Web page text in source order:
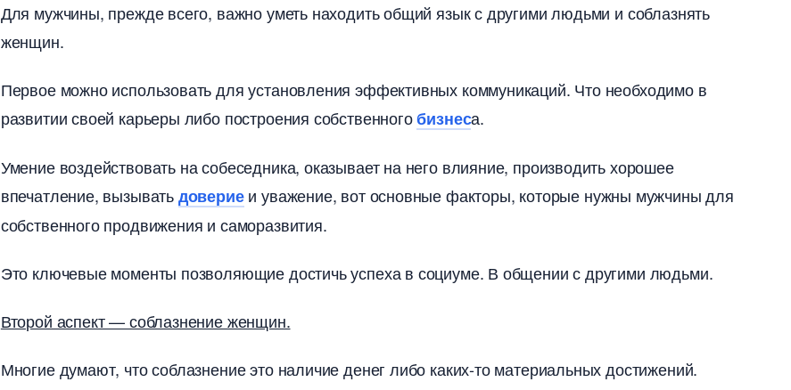
Для мужчины, прежде всего, важно уметь находить общий язык с другими людьми и соблазнять
женщин.
Первое можно использовать для установления эффективных коммуникаций. Что необходимо
развитии своей карьеры либо построения собственногоизнеса.
Умение воздействовать на собеседника, оказывает на него влияние, производить хорошее
печатление, вызыватьдовериеи уважение, вот основные факторы, которые нужны мужчины для
собственного продвижения и саморазвития.
Это ключевые моменты позволяющие достичь успеха в социуме. В общении с другими людьми.
торой аспект — соблазнение женщин.
Многие думают, что соблазнение это наличие денег либо каких-то материальных достижений.